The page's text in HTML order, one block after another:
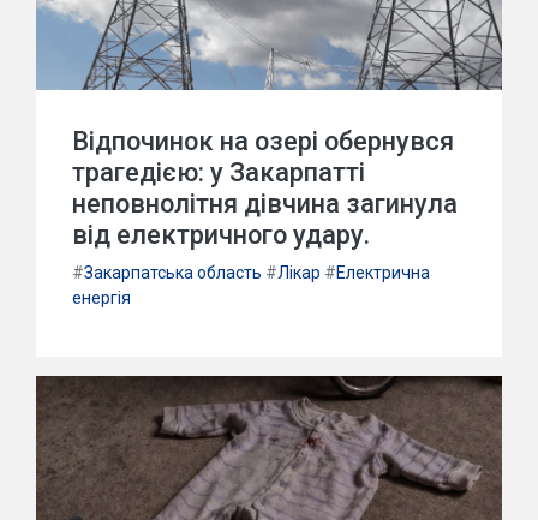
Відпочинок на озері обернувся
трагедією: у Закарпатті
неповнолітня дівчина загинула
від електричного удару.
#Закарпатська область #Лікар #Електрична
енергія